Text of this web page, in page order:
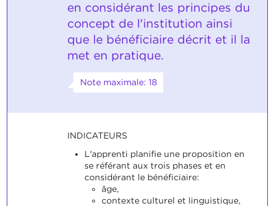
en considérant les principes du
concept de l'institution ainsi
que le bénéficiaire décrit et il la
met en pratique.
Note maximale: 18
INDICATEURS
L'apprenti planifie une proposition en
se référant aux trois phases et en
considérant le bénéficiaire:
âge,
contexte culturel et linguistique,